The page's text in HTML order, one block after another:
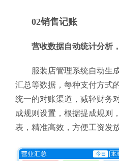
02销售记账
营收数据自动统计分析
服装店管理系统自动生
汇总等数据，每种支付方式
统一的对账渠道，减轻财务
成规则设置，根据提成规则
表，精准高效，方便工资发放